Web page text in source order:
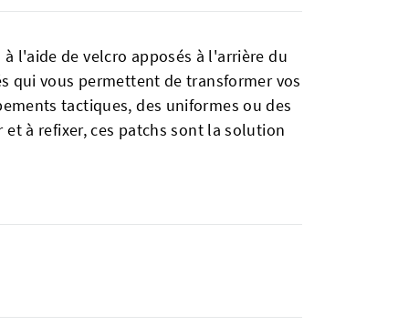
l'aide de velcro apposés à l'arrière du
qui vous permettent de transformer vos
tactiques, des uniformes ou des
à refixer, ces patchs sont la solution